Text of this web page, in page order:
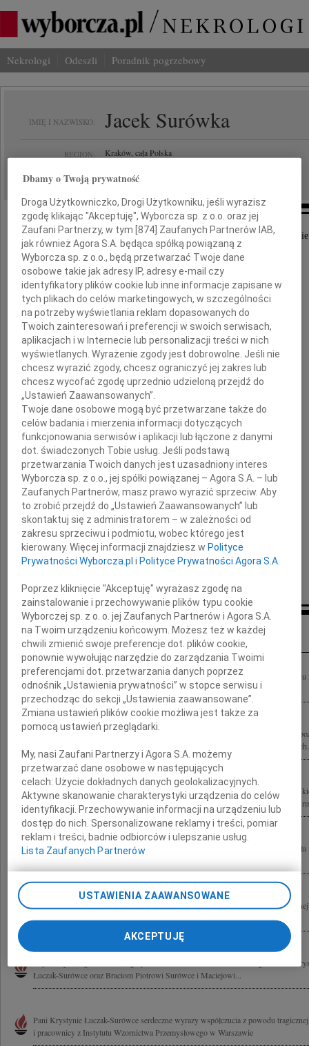
Nekrologi Odeszli Poradnik pogrzebowy
IMIĘ I NAZWISKO: Jacek Surówka
REGION: Kraków, cała Polska
DATA EMISJI:
Wyrazy głębokiego współczucia składamy Tobie
Krysiu
oraz
całej Rodzinie
tragicznie zmarłego naszego Kolegi
Jacka Surówki
Złączeni w wielkim smutku
koledzy i koleżanki
z Krakowskiego Liceum Plastycznego
Inne kondolencje
Z Żoną Krystyną po stracie ukochanego Męża ppor. Jacka Surówki łączę się w bólu
Modzelewska
Zmarł tragicznie w dniu 10 kwietnia 2010 roku ppor. Jacek Surówka "Płetwa"
dniu 23 kwietnia 2010 roku o godzinie 15.15 w domu pogrzebowym na
Szczere wyrazy współczucia dla naszego Kolegi Mateusza Surówki oraz Jego
Ich Rodziny Jacka Surówki funkcjonariusza BOR składają koleżanki i koledzy z
Żal w nas bezmierny cichą łzą się sączy... Tragedia samolotu prezydenckiego
Pani Krystynie Łuczak-Surówce serdeczne wyrazy współczucia z powodu
i pracownicy z Instytutu Wzornictwa Przemysłowego w Warszawie
Najbliższym tragicznie zmarłego pod Smoleńskiem Jacka Surówki Jego Mamie
Łuczak-Surówce oraz Braciom Piotrowi Surówce i Maciejowi...
Pani Krystynie Łuczak-Surówce serdeczne wyrazy współczucia z powodu
i pracownicy z Instytutu Wzornictwa Przemysłowego w Warszawie
Dbamy o Twoją prywatność
Droga Użytkowniczko, Drogi Użytkowniku, jeśli wyrazisz
zgodę klikając "Akceptuję", Wyborcza sp. z o.o. oraz jej
Zaufani Partnerzy, w tym [874] Zaufanych Partnerów IAB,
jak również Agora S.A. będąca spółką powiązaną z
Wyborcza sp. z o.o., będą przetwarzać Twoje dane
osobowe takie jak adresy IP, adresy e-mail czy
identyfikatory plików cookie lub inne informacje zapisane w
tych plikach do celów marketingowych, w szczególności
na potrzeby wyświetlania reklam dopasowanych do
Twoich zainteresowań i preferencji w swoich serwisach,
aplikacjach i w Internecie lub personalizacji treści w nich
wyświetlanych. Wyrażenie zgody jest dobrowolne. Jeśli nie
chcesz wyrazić zgody, chcesz ograniczyć jej zakres lub
chcesz wycofać zgodę uprzednio udzieloną przejdź do
„Ustawień Zaawansowanych”.
Twoje dane osobowe mogą być przetwarzane także do
celów badania i mierzenia informacji dotyczących
funkcjonowania serwisów i aplikacji lub łączone z danymi
dot. świadczonych Tobie usług. Jeśli podstawą
przetwarzania Twoich danych jest uzasadniony interes
Wyborcza sp. z o.o., jej spółki powiązanej – Agora S.A. – lub
Zaufanych Partnerów, masz prawo wyrazić sprzeciw. Aby
to zrobić przejdź do „Ustawień Zaawansowanych” lub
skontaktuj się z administratorem – w zależności od
zakresu sprzeciwu i podmiotu, wobec którego jest
kierowany. Więcej informacji znajdziesz wPolityce
Prywatności Wyborcza.pl iPolityce Prywatności Agora S.A.
Poprzez kliknięcie "Akceptuję" wyrażasz zgodę na
zainstalowanie i przechowywanie plików typu cookie
Wyborczej sp. z o. o. jej Zaufanych Partnerów i Agora S.A.
na Twoim urządzeniu końcowym. Możesz też w każdej
chwili zmienić swoje preferencje dot. plików cookie,
ponownie wywołując narzędzie do zarządzania Twoimi
preferencjami dot. przetwarzania danych poprzez
odnośnik „Ustawienia prywatności” w stopce serwisu i
przechodząc do sekcji „Ustawienia zaawansowane”.
Zmiana ustawień plików cookie możliwa jest także za
pomocą ustawień przeglądarki.
My, nasi Zaufani Partnerzy i Agora S.A. możemy
przetwarzać dane osobowe w następujących
celach:Użycie dokładnych danych geolokalizacyjnych.
Aktywne skanowanie charakterystyki urządzenia do celów
identyfikacji. Przechowywanie informacji na urządzeniu lub
dostęp do nich. Spersonalizowane reklamy i treści, pomiar
reklam i treści, badnie odbiorców i ulepszanie usług.
Lista Zaufanych Partnerów
USTAWIENIA ZAAWANSOWANE
AKCEPTUJĘ